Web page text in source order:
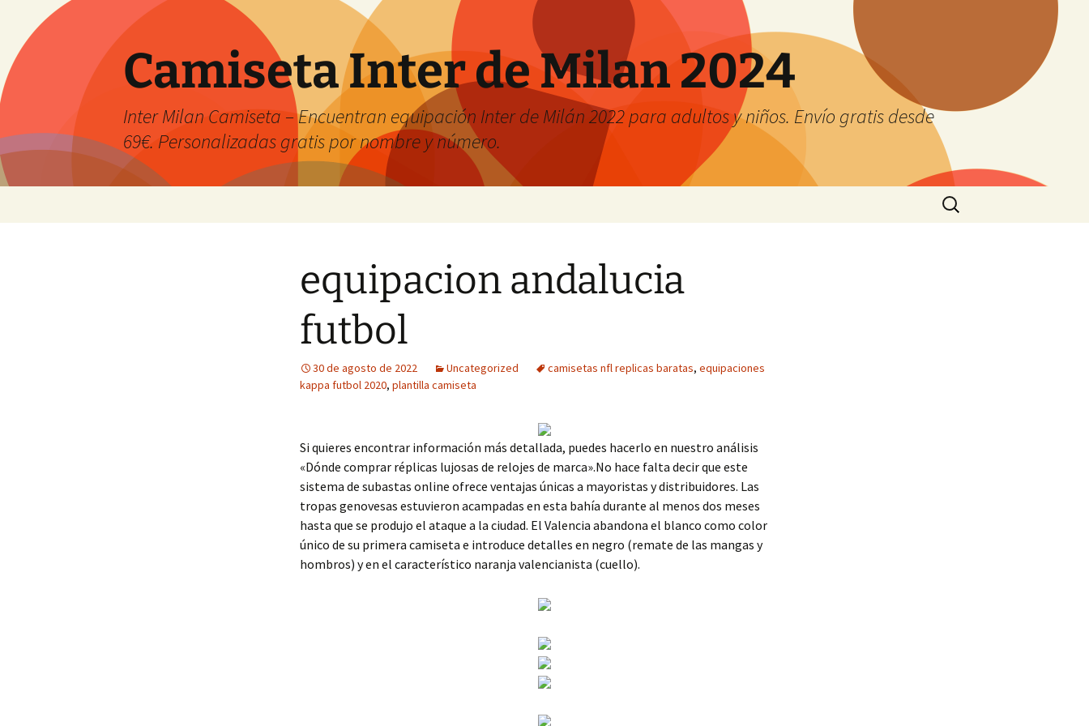
Camiseta Inter de Milan 2024
Inter Milan Camiseta – Encuentran equipación Inter de Milán 2022 para adultos y niños. Envío gratis desde
69€. Personalizadas gratis por nombre y número.
Buscar:
equipacion andalucia
futbol
30 de agosto de 2022 Uncategorized camisetas nfl replicas baratas, equipaciones
kappa futbol 2020, plantilla camiseta
Si quieres encontrar información más detallada, puedes hacerlo en nuestro análisis
«Dónde comprar réplicas lujosas de relojes de marca».No hace falta decir que este
sistema de subastas online ofrece ventajas únicas a mayoristas y distribuidores. Las
tropas genovesas estuvieron acampadas en esta bahía durante al menos dos meses
hasta que se produjo el ataque a la ciudad. El Valencia abandona el blanco como color
único de su primera camiseta e introduce detalles en negro (remate de las mangas y
hombros) y en el característico naranja valencianista (cuello).